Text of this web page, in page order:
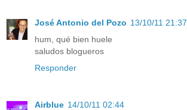
José Antonio del Pozo 13/10/11 21:37
hum, qué bien huele
saludos blogueros
Responder
Airblue 14/10/11 02:44